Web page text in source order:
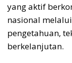
yang aktif
nasional
pengetahuan,
berkelanjutan.